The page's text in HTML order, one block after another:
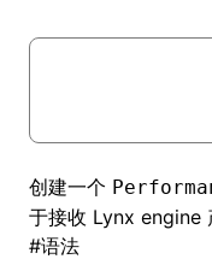
创建一个
于接收 Lynx engine
#语法